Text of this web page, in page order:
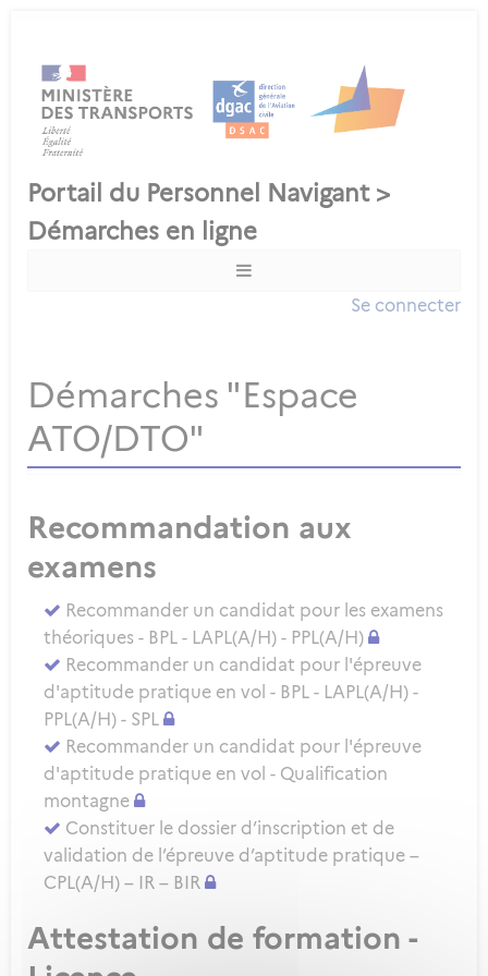
Se connecter
Démarches "Espace
ATO/DTO"
Recommandation aux
examens
Recommander un candidat pour les examens
théoriques - BPL - LAPL(A/H) - PPL(A/H)
Recommander un candidat pour l'épreuve
d'aptitude pratique en vol - BPL - LAPL(A/H) -
PPL(A/H) - SPL
Recommander un candidat pour l'épreuve
d'aptitude pratique en vol - Qualification
montagne
Constituer le dossier d’inscription et de
validation de l’épreuve d’aptitude pratique –
CPL(A/H) – IR – BIR
Attestation de formation -